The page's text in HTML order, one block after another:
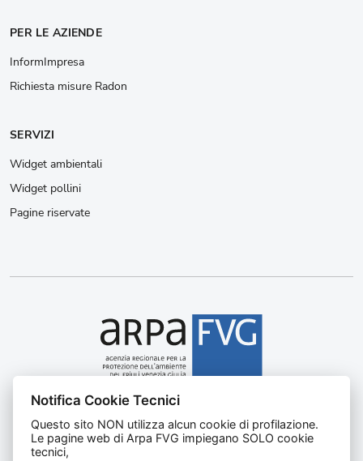
PER LE AZIENDE
InformImpresa
Richiesta misure Radon
SERVIZI
Widget ambientali
Widget pollini
Pagine riservate
Agenzia regionale per la protezione dell’ambiente del
Friuli Venezia Giulia
Notifica Cookie Tecnici
Questo sito NON utilizza alcun cookie di profilazione.
Le pagine web di Arpa FVG impiegano SOLO cookie
tecnici,